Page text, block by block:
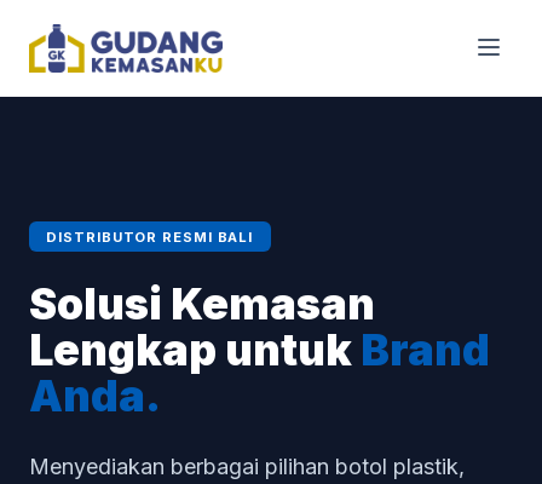
DISTRIBUTOR RESMI BALI
Solusi Kemasan
Lengkap untuk Brand
Anda.
Menyediakan berbagai pilihan botol plastik,